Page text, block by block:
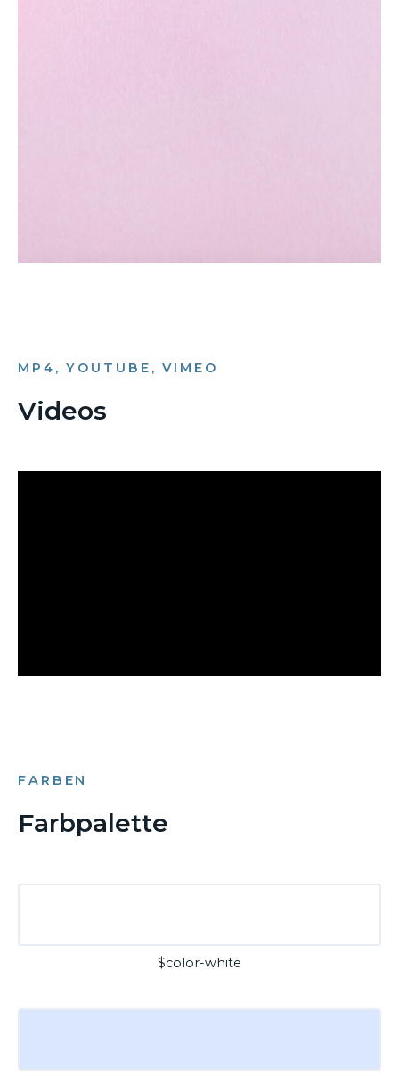
MP4, YOUTUBE, VIMEO
Videos
FARBEN
Farbpalette
$color-white